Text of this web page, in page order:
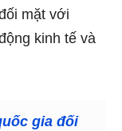
mặt với
kinh tế và
gia đối